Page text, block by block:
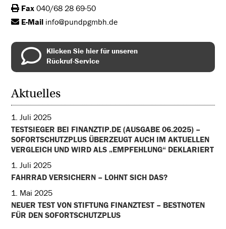
Fax 040/68 28 69-50
E-Mail info@pundpgmbh.de
Klicken Sie hier für unseren
Rückruf-Service
Aktuelles
1. Juli 2025
TESTSIEGER BEI FINANZTIP.DE (AUSGABE 06.2025) –
SOFORTSCHUTZPLUS ÜBERZEUGT AUCH IM AKTUELLEN
VERGLEICH UND WIRD ALS „EMPFEHLUNG“ DEKLARIERT
1. Juli 2025
FAHRRAD VERSICHERN – LOHNT SICH DAS?
1. Mai 2025
NEUER TEST VON STIFTUNG FINANZTEST – BESTNOTEN
FÜR DEN SOFORTSCHUTZPLUS